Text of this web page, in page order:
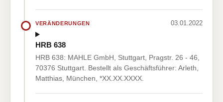
VERÄNDERUNGEN 03.01.2022
HRB 638
HRB 638: MAHLE GmbH, Stuttgart, Pragstr. 26 - 46,
70376 Stuttgart. Bestellt als Geschäftsführer: Arleth,
Matthias, München, *XX.XX.XXXX.